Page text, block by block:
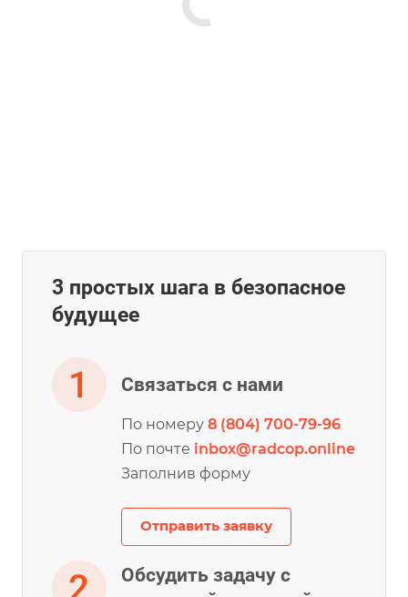
3 простых шага в безопасное
будущее
Связаться с нами
По номеру 8 (804) 700-79-96
По почте inbox@radcop.online
Заполнив форму
Отправить заявку
Обсудить задачу с